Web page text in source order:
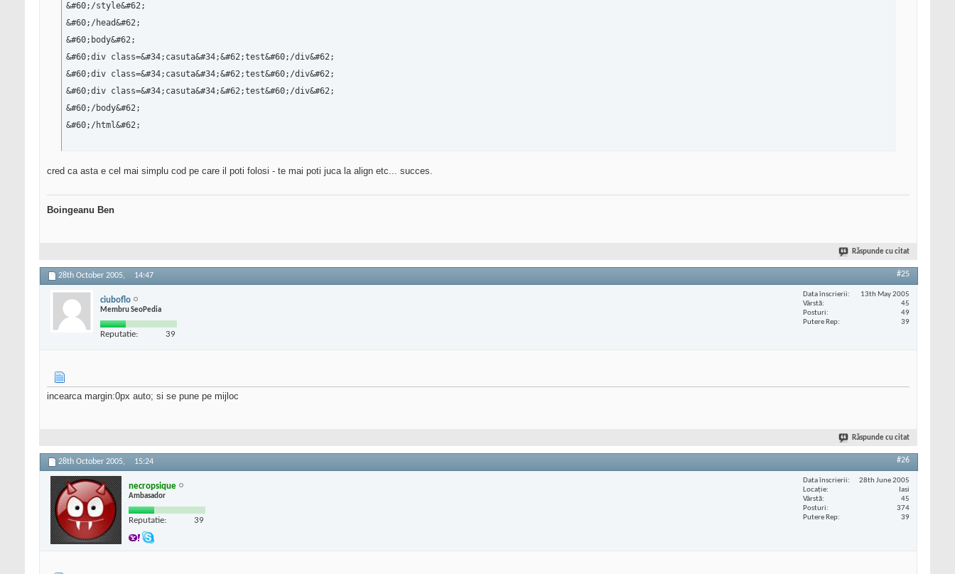
&#60;/style&#62;
&#60;/head&#62;
&#60;body&#62;
&#60;div class=&#34;casuta&#34;&#62;test&#60;/div&#62;
&#60;div class=&#34;casuta&#34;&#62;test&#60;/div&#62;
&#60;div class=&#34;casuta&#34;&#62;test&#60;/div&#62;
&#60;/body&#62;
&#60;/html&#62;
cred ca asta e cel mai simplu cod pe care il poti folosi - te mai poti juca la align etc... succes.
Boingeanu Ben
Răspunde cu citat
28th October 2005, 14:47 #25
ciuboflo
Membru SeoPedia
Reputatie: 39
Data înscrierii
13th May 2005
Vârstă
45
Posturi
49
Putere Rep
39
incearca margin:0px auto; si se pune pe mijloc
Răspunde cu citat
28th October 2005, 15:24 #26
necropsique
Ambasador
Reputatie: 39
Data înscrierii
28th June 2005
Locaţie
Iasi
Vârstă
45
Posturi
374
Putere Rep
39